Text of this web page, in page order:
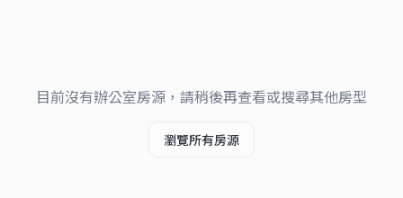
目前沒有辦公室房源，請稍後再查看或搜尋其他房型
瀏覽所有房源